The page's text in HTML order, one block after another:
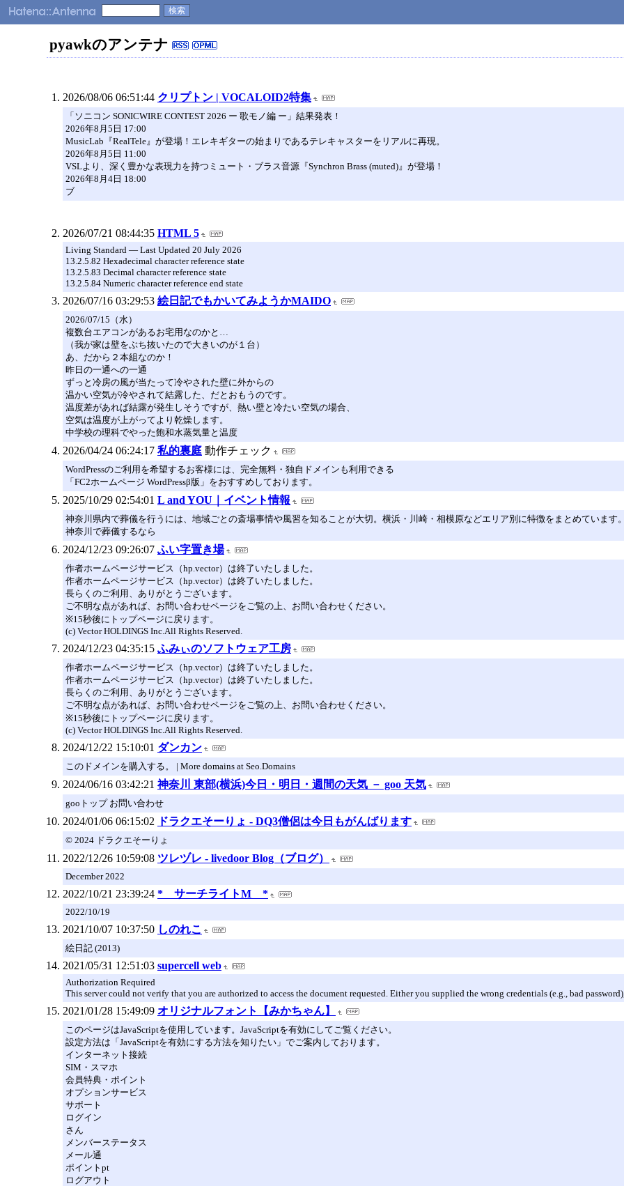
pyawkのアンテナ
2026/08/06 06:51:44 クリプトン | VOCALOID2特集
「ソニコン SONICWIRE CONTEST 2026 ー 歌モノ編 ー」結果発表！
2026年8月5日 17:00
MusicLab『RealTele』が登場！エレキギターの始まりであるテレキャスターをリアルに再現。
2026年8月5日 11:00
VSLより、深く豊かな表現力を持つミュート・ブラス音源『Synchron Brass (muted)』が登場！
2026年8月4日 18:00
ブ
2026/07/21 08:44:35 HTML 5
Living Standard — Last Updated 20 July 2026
13.2.5.82 Hexadecimal character reference state
13.2.5.83 Decimal character reference state
13.2.5.84 Numeric character reference end state
2026/07/16 03:29:53 絵日記でもかいてみようかMAIDO
2026/07/15（水）
複数台エアコンがあるお宅用なのかと…
（我が家は壁をぶち抜いたので大きいのが１台）
あ、だから２本組なのか！
昨日の一通への一通
ずっと冷房の風が当たって冷やされた壁に外からの
温かい空気が冷やされて結露した、だとおもうのです。
温度差があれば結露が発生しそうですが、熱い壁と冷たい空気の場合、
空気は温度が上がってより乾燥します。
中学校の理科でやった飽和水蒸気量と温度
2026/04/24 06:24:17 私的裏庭 動作チェック
WordPressのご利用を希望するお客様には、完全無料・独自ドメインも利用できる
「FC2ホームページ WordPressβ版」をおすすめしております。
2025/10/29 02:54:01 L and YOU｜イベント情報
神奈川県内で葬儀を行うには、地域ごとの斎場事情や風習を知ることが大切。横浜・川崎・相模原などエリア別に特徴をまとめています
神奈川で葬儀するなら
2024/12/23 09:26:07 ふい字置き場
作者ホームページサービス（hp.vector）は終了いたしました。
作者ホームページサービス（hp.vector）は終了いたしました。
長らくのご利用、ありがとうございます。
ご不明な点があれば、お問い合わせページをご覧の上、お問い合わせください。
※15秒後にトップページに戻ります。
(c) Vector HOLDINGS Inc.All Rights Reserved.
2024/12/23 04:35:15 ふみぃのソフトウェア工房
作者ホームページサービス（hp.vector）は終了いたしました。
作者ホームページサービス（hp.vector）は終了いたしました。
長らくのご利用、ありがとうございます。
ご不明な点があれば、お問い合わせページをご覧の上、お問い合わせください。
※15秒後にトップページに戻ります。
(c) Vector HOLDINGS Inc.All Rights Reserved.
2024/12/22 15:10:01 ダンカン
このドメインを購入する。 | More domains at Seo.Domains
2024/06/16 03:42:21 神奈川 東部(横浜)今日・明日・週間の天気 － goo 天気
gooトップ お問い合わせ
2024/01/06 06:15:02 ドラクエそーりょ - DQ3僧侶は今日もがんばります
© 2024 ドラクエそーりょ
2022/12/26 10:59:08 ツレヅレ - livedoor Blog（ブログ）
December 2022
2022/10/21 23:39:24 * サーチライトM *
2022/10/19
2021/10/07 10:37:50 しのれこ
絵日記 (2013)
2021/05/31 12:51:03 supercell web
Authorization Required
This server could not verify that you are authorized to access the document requested. Either you supplied the wrong credentials (e.g., bad
2021/01/28 15:49:09 オリジナルフォント【みかちゃん】
このページはJavaScriptを使用しています。JavaScriptを有効にしてご覧ください。
設定方法は「JavaScriptを有効にする方法を知りたい」でご案内しております。
インターネット接続
SIM・スマホ
会員特典・ポイント
オプションサービス
サポート
ログイン
さん
メンバーステータス
メール通
ポイントpt
ログアウト